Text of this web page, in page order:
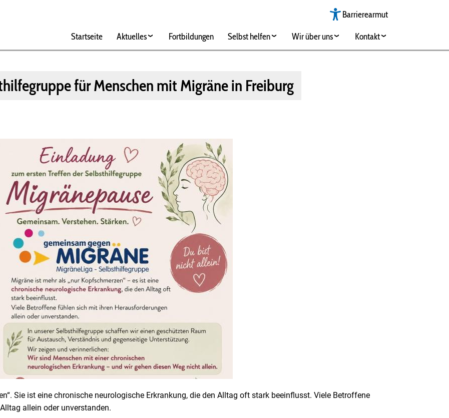
Barrierearmut
Startseite Aktuelles Fortbildungen Selbst helfen Wir über uns Kontakt
für Menschen mit Migräne in Freiburg
Sie ist eine chronische neurologische Erkrankung, die den Alltag oft stark beeinflusst. Viele Betroffene
allein oder unverstanden.